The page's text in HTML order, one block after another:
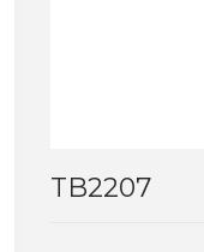
TB2207